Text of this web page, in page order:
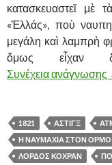
κατασκευαστεῖ μὲ
«Ἑλλάς», ποὺ
μεγάλη καὶ λαμπρὴ
ὅμως εἶχαν
Συνέχεια ανάγνωσης
1821 ΑΣΤΙΓΞ
Η ΝΑΥΜΑΧΙΑ ΣΤΟΝ
ΛΟΡΔΟΣ ΚΟΧΡΑΝ